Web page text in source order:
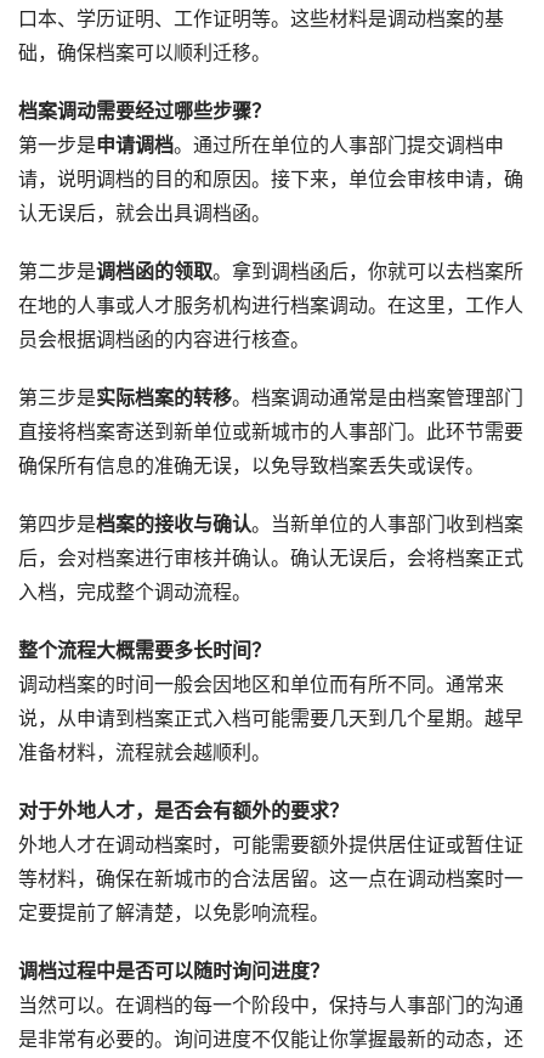
口本、学历证明、工作证明等。这些材料是调动档案的基
础，确保档案可以顺利迁移。
档案调动需要经过哪些步骤？
第一步是申请调档。通过所在单位的人事部门提交调档申
请，说明调档的目的和原因。接下来，单位会审核申请，确
认无误后，就会出具调档函。
第二步是调档函的领取。拿到调档函后，你就可以去档案所
在地的人事或人才服务机构进行档案调动。在这里，工作人
员会根据调档函的内容进行核查。
第三步是实际档案的转移。档案调动通常是由档案管理部门
直接将档案寄送到新单位或新城市的人事部门。此环节需要
确保所有信息的准确无误，以免导致档案丢失或误传。
第四步是档案的接收与确认。当新单位的人事部门收到档案
后，会对档案进行审核并确认。确认无误后，会将档案正式
入档，完成整个调动流程。
整个流程大概需要多长时间？
调动档案的时间一般会因地区和单位而有所不同。通常来
说，从申请到档案正式入档可能需要几天到几个星期。越早
准备材料，流程就会越顺利。
对于外地人才，是否会有额外的要求？
外地人才在调动档案时，可能需要额外提供居住证或暂住证
等材料，确保在新城市的合法居留。这一点在调动档案时一
定要提前了解清楚，以免影响流程。
调档过程中是否可以随时询问进度？
当然可以。在调档的每一个阶段中，保持与人事部门的沟通
是非常有必要的。询问进度不仅能让你掌握最新的动态，还